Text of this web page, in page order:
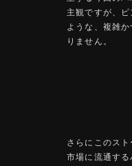
主観ですが、
ような、複雑
りません。
さらにこのス
市場に流通す